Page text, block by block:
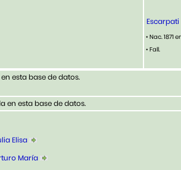
• Nac. 1871
• Fall.
esta base de datos.
en esta base de datos.
Elisa
María